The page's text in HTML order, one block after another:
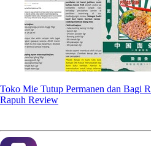
Toko Mie Tutup Permanen dan Bagi
Rapuh Review